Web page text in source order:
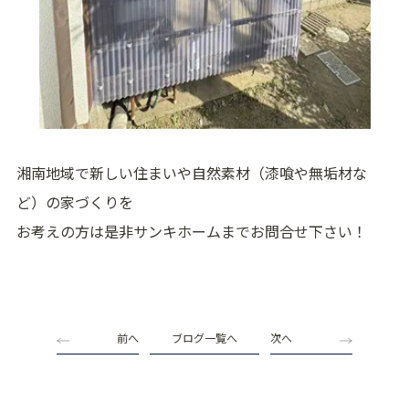
湘南地域で新しい住まいや自然素材（漆喰や無垢材な
ど）の家づくりを
お考えの方は是非サンキホームまでお問合せ下さい！
前へ ブログ一覧へ 次へ